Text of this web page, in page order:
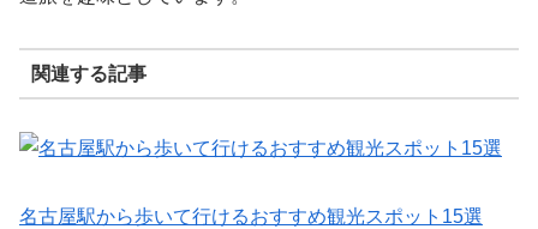
関連する記事
名古屋駅から歩いて行けるおすすめ観光スポット15選